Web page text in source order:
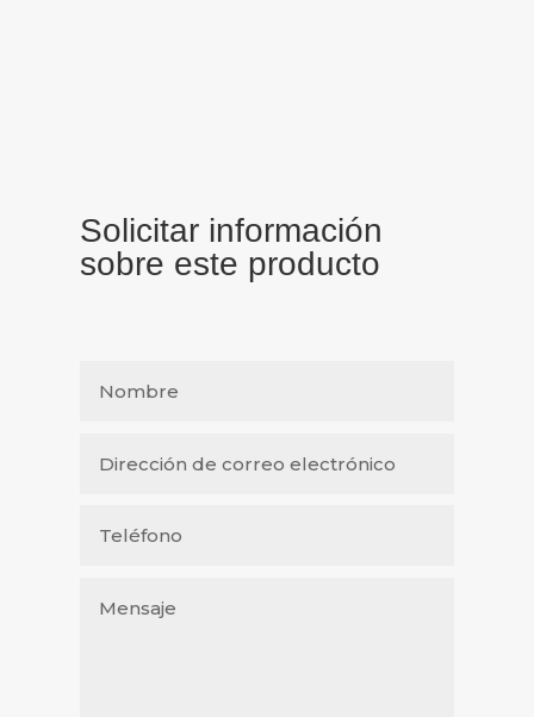
Solicitar información
sobre este producto